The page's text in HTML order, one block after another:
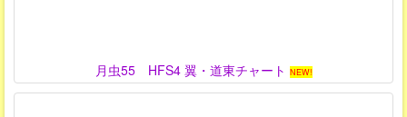
月虫55 HFS4 翼・道東チャート NEW!